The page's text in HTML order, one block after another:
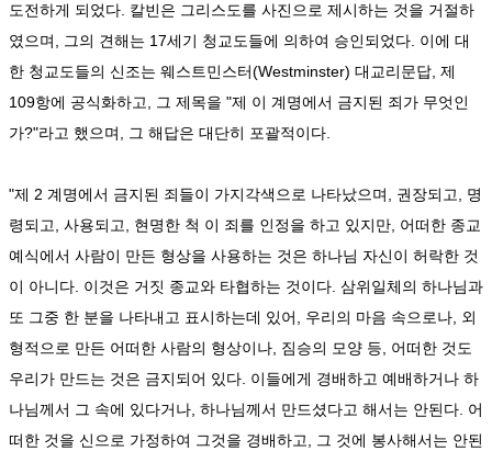
도전하게 되었다. 칼빈은 그리스도를 사진으로 제시하는 것을 거절하
였으며, 그의 견해는 17세기 청교도들에 의하여 승인되었다. 이에 대
한 청교도들의 신조는 웨스트민스터(Westminster) 대교리문답, 제
109항에 공식화하고, 그 제목을 "제 이 계명에서 금지된 죄가 무엇인
가?"라고 했으며, 그 해답은 대단히 포괄적이다.
"제 2 계명에서 금지된 죄들이 가지각색으로 나타났으며, 권장되고, 명
령되고, 사용되고, 현명한 척 이 죄를 인정을 하고 있지만, 어떠한 종교
예식에서 사람이 만든 형상을 사용하는 것은 하나님 자신이 허락한 것
이 아니다. 이것은 거짓 종교와 타협하는 것이다. 삼위일체의 하나님과
또 그중 한 분을 나타내고 표시하는데 있어, 우리의 마음 속으로나, 외
형적으로 만든 어떠한 사람의 형상이나, 짐승의 모양 등, 어떠한 것도
우리가 만드는 것은 금지되어 있다. 이들에게 경배하고 예배하거나 하
나님께서 그 속에 있다거나, 하나님께서 만드셨다고 해서는 안된다. 어
떠한 것을 신으로 가정하여 그것을 경배하고, 그 것에 봉사해서는 안된